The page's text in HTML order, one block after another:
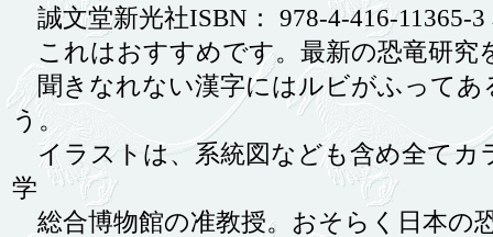
誠文堂新光社ISBN： 978-4-416-11365-3
これはおすすめです。最新の恐竜研究
聞きなれない漢字にはルビがふってあ
う。
イラストは、系統図なども含め全てカ
学
総合博物館の准教授。おそらく日本の